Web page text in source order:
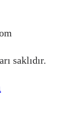
saklıdır.